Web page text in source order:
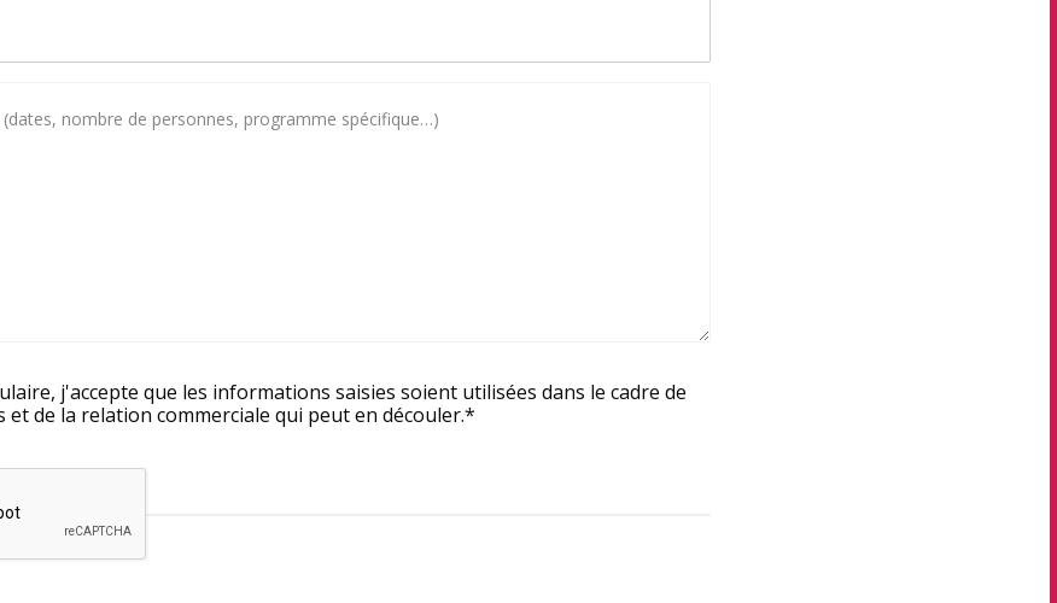
j'accepte que les informations saisies soient utilisées dans le cadre de
et de la relation commerciale qui peut en découler.*